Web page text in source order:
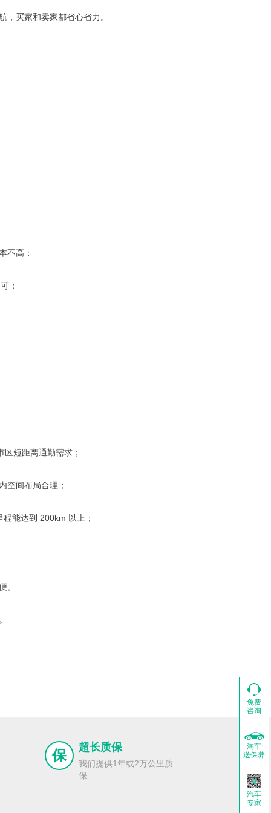
买家和卖家都省心省力。
不高；
；
短距离通勤需求；
空间布局合理；
能达到 200km 以上；
。
免费
咨询
淘车
送保养
汽车
专家
保 超长质保
我们提供1年或2万公里质
保